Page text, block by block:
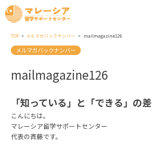
TOP メルマガバックナンバー mailmagazine126
メルマガバックナンバー
mailmagazine126
「知っている」と「できる」の差
こんにちは。
マレーシア留学サポートセンター
代表の斉藤です。